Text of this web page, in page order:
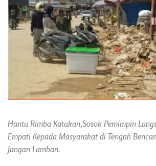
Hantu Rimba Katakan,Sosok Pemimpin
Empati Kepada Masyarakat di Tengah
Jangan Lamban.